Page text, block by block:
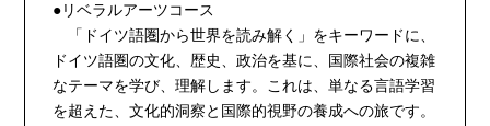
●リベラルアーツコース
「ドイツ語圏から世界を読み解く」をキーワードに、
ドイツ語圏の文化、歴史、政治を基に、国際社会の複雑
なテーマを学び、理解します。これは、単なる言語学習
を超えた、文化的洞察と国際的視野の養成への旅です。